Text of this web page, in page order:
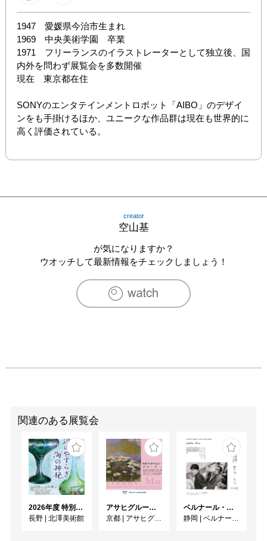
1947　愛媛県今治市生まれ
1969　中央美術学園　卒業
1971　フリーランスのイラストレーターとして独立後、国
内外を問わず展覧会を多数開催
現在　東京都在住
SONYのエンタテインメントロボット「AIBO」のデザイ
ンをも手掛けるほか、ユニークな作品群は現在も世界的に
高く評価されている。
creator
空山基
が気になりますか？
ウオッチして最新情報をチェックしましょう！
関連のある展覧会
2026年度 特別展「ガレとドーム、アール･ヌーヴォーのガラス 水辺のやすらぎ、海の神秘」
長野 | 北澤美術館
アサヒグループ大山崎山荘美術館 開館30周年記念展「没後100年 クロード・モネ」
京都 | アサヒグループ大山崎山荘美術館
ベルナール・ビュフェと写真 ーカメラがとらえたビュフェとその時代、そして21 世紀へ
静岡 | ベルナール・ビュフェ美術館